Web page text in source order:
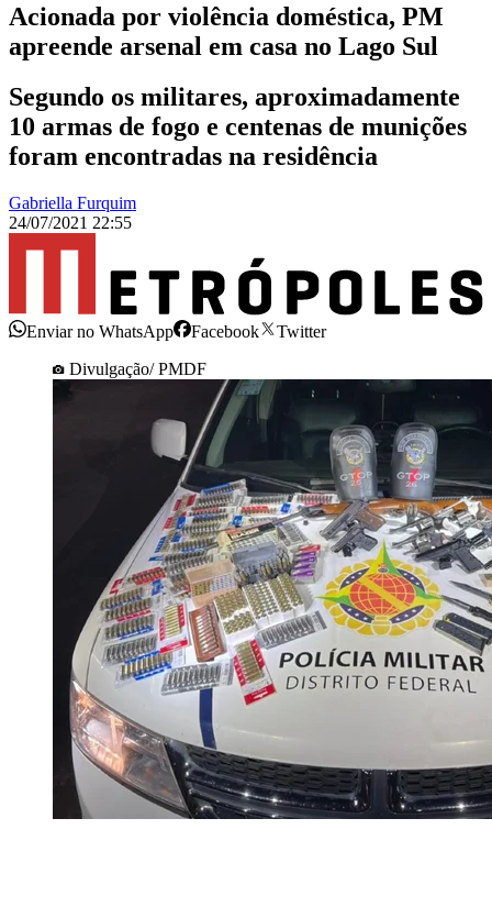
Acionada por violência doméstica, PM
apreende arsenal em casa no Lago Sul
Segundo os militares, aproximadamente
10 armas de fogo e centenas de munições
foram encontradas na residência
Gabriella Furquim
24/07/2021 22:55
Enviar no WhatsApp Facebook
Twitter
Divulgação/ PMDF